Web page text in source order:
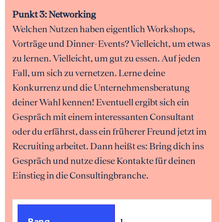
Punkt 3: Networking
Welchen Nutzen haben eigentlich Workshops,
Vorträge und Dinner-Events? Vielleicht, um etwas
zu lernen. Vielleicht, um gut zu essen. Auf jeden
Fall, um sich zu vernetzen. Lerne deine
Konkurrenz und die Unternehmensberatung
deiner Wahl kennen! Eventuell ergibt sich ein
Gespräch mit einem interessanten Consultant
oder du erfährst, dass ein früherer Freund jetzt im
Recruiting arbeitet. Dann heißt es: Bring dich ins
Gespräch und nutze diese Kontakte für deinen
Einstieg in die Consultingbranche.